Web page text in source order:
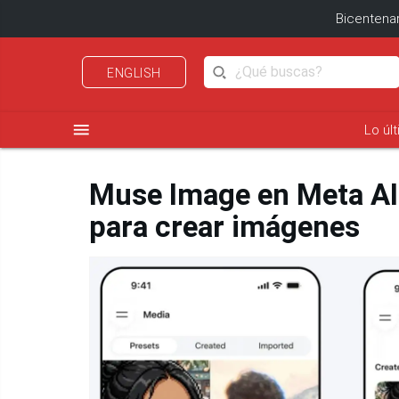
ENGLISH
menu Lo
Muse Image en Meta
para crear imágenes